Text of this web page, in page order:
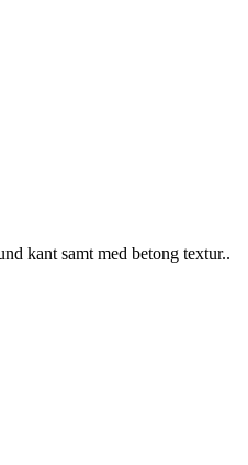
kant samt med betong textur..